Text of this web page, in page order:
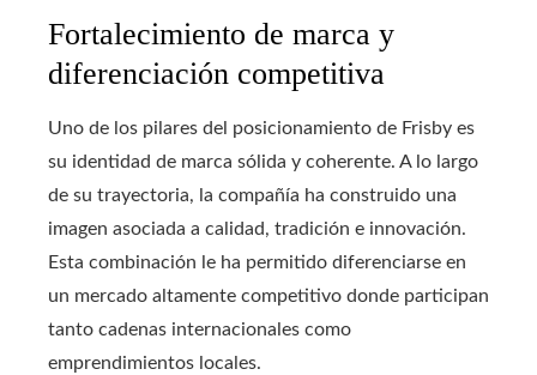
Fortalecimiento de marca y
diferenciación competitiva
Uno de los pilares del posicionamiento de Frisby es
su identidad de marca sólida y coherente. A lo largo
de su trayectoria, la compañía ha construido una
imagen asociada a calidad, tradición e innovación.
Esta combinación le ha permitido diferenciarse en
un mercado altamente competitivo donde participan
tanto cadenas internacionales como
emprendimientos locales.